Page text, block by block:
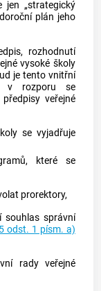
jen „strategický
plán jeho
rozhodnutí
vysoké školy
je tento vnitřní
v rozporu se
veřejné
se vyjadřuje
které se
prorektory,
souhlas správní
odst. 1 písm. a)
rady veřejné